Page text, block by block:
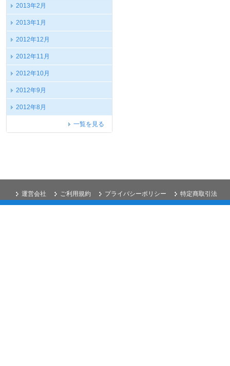
2013年2月
2013年1月
2012年12月
2012年11月
2012年10月
2012年9月
2012年8月
一覧を見る
特定商取引法
プライバシーポリシー
ご利用規約
運営会社